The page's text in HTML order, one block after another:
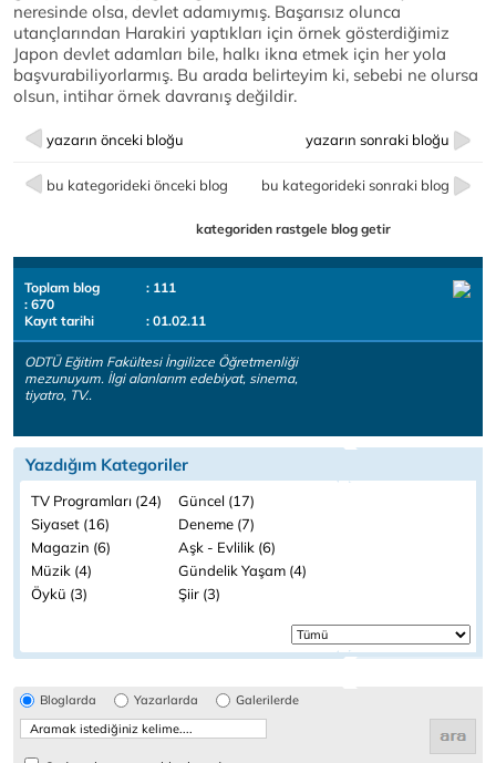
neresinde olsa, devlet adamıymış. Başarısız olunca
utançlarından Harakiri yaptıkları için örnek gösterdiğimiz
Japon devlet adamları bile, halkı ikna etmek için her yola
başvurabiliyorlarmış. Bu arada belirteyim ki, sebebi ne olursa
olsun, intihar örnek davranış değildir.
yazarın önceki bloğu yazarın sonraki bloğu
bu kategorideki önceki blog bu kategorideki sonraki blog
kategoriden rastgele blog getir
Toplam blog
: 111
: 670
Kayıt tarihi
: 01.02.11
ODTÜ Eğitim Fakültesi İngilizce Öğretmenliği
mezunuyum. İlgi alanlarım edebiyat, sinema,
tiyatro, TV..
Yazdığım Kategoriler
TV Programları (24)
Güncel (17)
Siyaset (16)
Deneme (7)
Magazin (6)
Aşk - Evlilik (6)
Müzik (4)
Gündelik Yaşam (4)
Öykü (3)
Şiir (3)
Bloglarda Yazarlarda Galerilerde